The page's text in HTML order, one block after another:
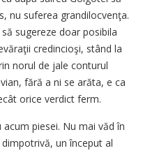
nu suferea grandilocvenţa.
sugereze doar posibila
credincioşi, stând la
norul de jale conturul
fără a ni se arăta, e ca
orice verdict ferm.
piesei. Nu mai văd în
un început al